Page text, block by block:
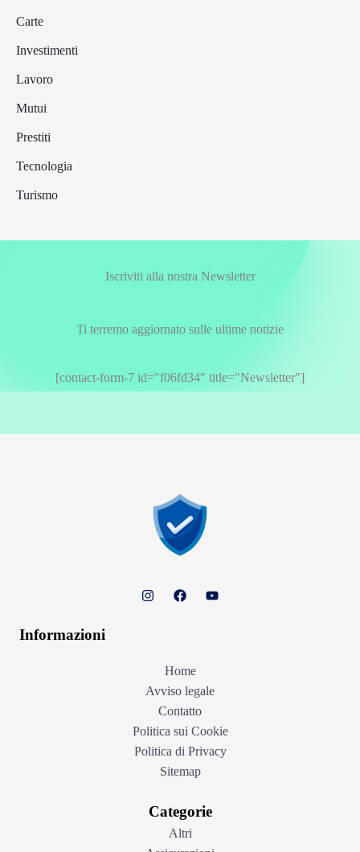
Carte
Investimenti
Lavoro
Mutui
Prestiti
Tecnologia
Turismo
Iscriviti alla nostra Newsletter
Ti terremo aggiornato sulle ultime notizie
[contact-form-7 id="f06fd34" title="Newsletter"]
Informazioni
Home
Avviso legale
Contatto
Politica sui Cookie
Politica di Privacy
Sitemap
Categorie
Altri